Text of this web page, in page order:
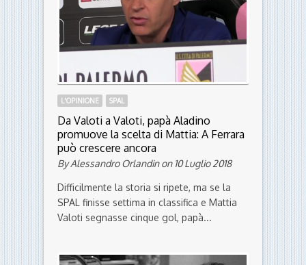
che è stato sbancato il jackpot: lo stadio...
L'OPINIONE SPAL
Da Valoti a Valoti, papà Aladino